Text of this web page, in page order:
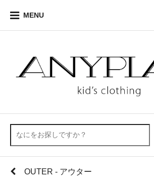
MENU
OUTER - アウター